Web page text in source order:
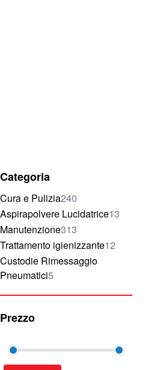
Categoria
Cura e Pulizia240
elementi
Aspirapolvere Lucidatrice13
elementi
Manutenzione313
elementi
Trattamento igienizzante12
elementi
Custodie Rimessaggio
Pneumatici5
elementi
Prezzo